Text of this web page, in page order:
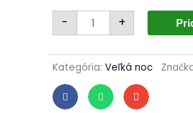
- množstvo
Sklenené
vajíčko
-
696
silnoružové,
s
trávičkou
+
Kategória: Veľká noc